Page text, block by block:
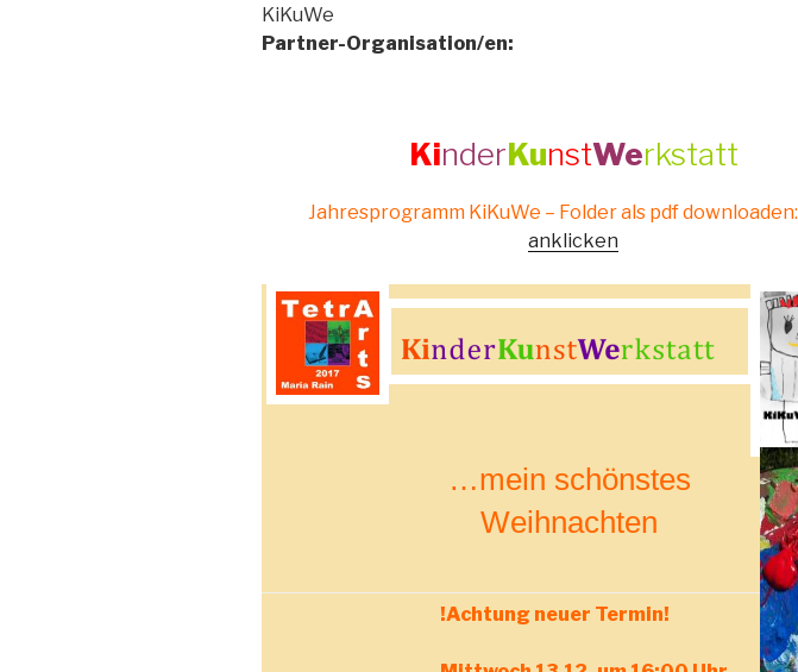
KiKuWe
Partner-Organisation/en:
KinderKunstWerkstatt
Jahresprogramm KiKuWe – Folder als pdf downloaden:
anklicken
…mein schönstes
Weihnachten
!Achtung neuer Termin!